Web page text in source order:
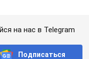
на нас в Telegram
Подписаться